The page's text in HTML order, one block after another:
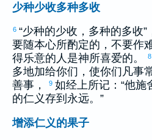
少种少收多种多收
6 “少种的少收，多种的多收”
要随本心所酌定的，不要作
得乐意的人是神所喜爱的。
8
多地加给你们，使你们凡事
善事，
9 如经上所记：“他施
的仁义存到永远。”
增添仁义的果子